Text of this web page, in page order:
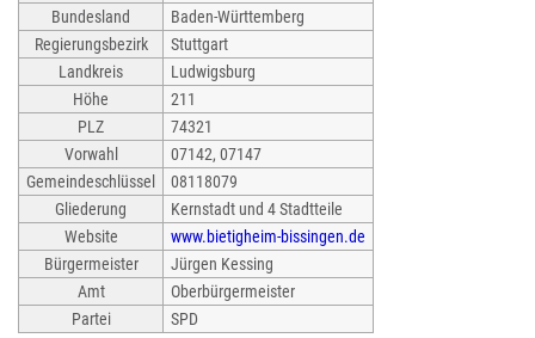
Bundesland
Baden-Württemberg
Regierungsbezirk
Stuttgart
Landkreis
Ludwigsburg
Höhe
211
PLZ
74321
Vorwahl
07142, 07147
Gemeindeschlüssel
08118079
Gliederung
Kernstadt und 4 Stadtteile
Website
www.bietigheim-bissingen.de
Bürgermeister
Jürgen Kessing
Amt
Oberbürgermeister
Partei
SPD